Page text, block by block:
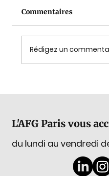
renouvellement
Commentaires
Rédigez un
L'AFG Paris vous
du lundi au vendredi